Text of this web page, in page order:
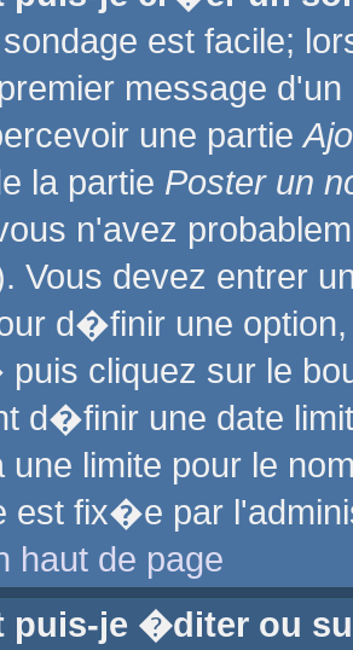
est facile;
message
une partie
la partie Poster un
n'avez
Vous devez entrer
d�finir une
cliquez sur le
d�finir une date
une limite pour le
est fix�e par
haut de page
puis-je �diter ou